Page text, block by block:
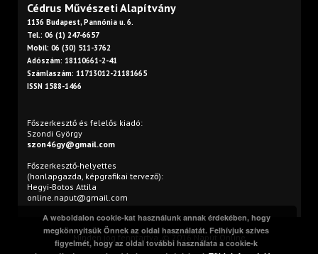
Cédrus Művészeti Alapítvány
1136 Budapest, Pannónia u. 6.
Tel.: 06 (1) 247-6657
Mobil: 06 (30) 511-3762
Adószám: 18110661-2-41
Számlaszám: 11713012-21181665
ISSN 1588-1466
Főszerkesztő és felelős kiadó:
Szondi György
szon46gy@gmail.com
Főszerkesztő-helyettes
(honlapgazda, képgrafikai tervező):
Hegyi-Botos Attila
online.naput@gmail.com
Minden jog fenntartva. © 2016 Napút Online
A weboldalon cookie-kat használunk annak érdekében, hogy
megkönnyítsük Önnek az oldal használatát. Felhívjuk szíves
figyelmét, hogy az oldal további használata a cookie-k